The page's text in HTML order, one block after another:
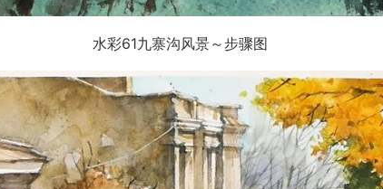
水彩61九寨沟风景～步骤图